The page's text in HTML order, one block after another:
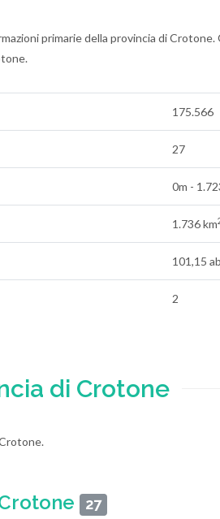
primarie della provincia di
175.566
27
0m -
1.736 km
101,15
2
di Crotone
27